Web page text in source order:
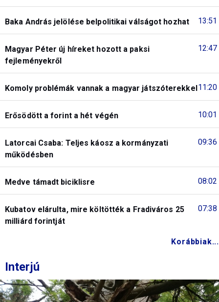
13:51
Baka András jelölése belpolitikai válságot hozhat
12:47
Magyar Péter új híreket hozott a paksi
fejleményekről
11:20
Komoly problémák vannak a magyar játszóterekkel
10:01
Erősödött a forint a hét végén
09:36
Latorcai Csaba: Teljes káosz a kormányzati
működésben
08:02
Medve támadt biciklisre
07:38
Kubatov elárulta, mire költötték a Fradiváros 25
milliárd forintját
Korábbiak...
Interjú